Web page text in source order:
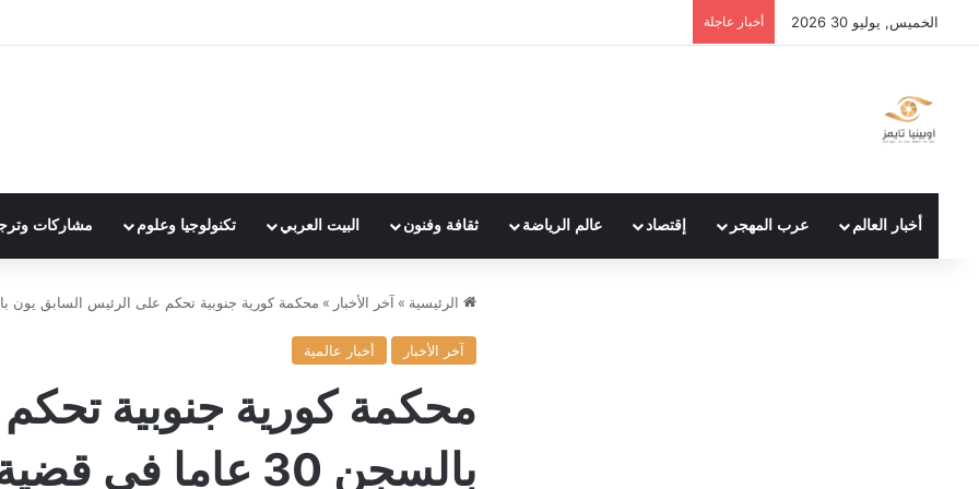
الخميس, يوليو 30 2026 أخبار عاجلة
أخبار العالم عرب المهجر إقتصاد عالم الرياضة ثقافة وفنون البيت العربي تكنولوجيا وعلوم مشاركات
الرئيسية » آخر الأخبار » محكمة كورية جنوبية تحكم على الرئيس السابق يون بالسجن 30 عاما في قضية تسلل
آخر الأخبار أخبار عالمية
محكمة كورية جنوبية
بالسجن 30 عاما في قضية تسلل طائرات مسيرة